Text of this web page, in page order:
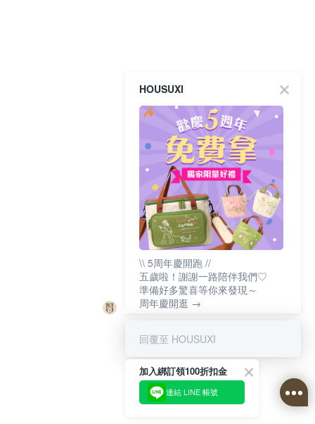
HOUSUXI
\\ 5周年慶開跑 //
五歲啦！謝謝一路陪伴我們♡
準備好多驚喜等你來發現～
周年慶開逛 →
回覆至 HOUSUXI
加入綁訂領100折扣金
連結 LINE 帳號